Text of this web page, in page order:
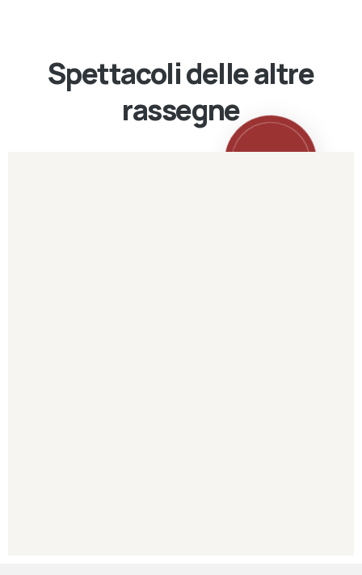
Spettacoli delle altre
rassegne